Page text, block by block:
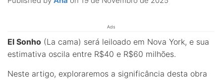
Ads
El Sonho (La cama) será leiloado em Nova York, e sua
estimativa oscila entre R$40 e R$60 milhões.
Neste artigo, exploraremos a significância desta obra